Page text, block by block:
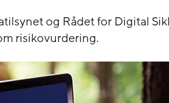
og Rådet for Digital
risikovurdering.